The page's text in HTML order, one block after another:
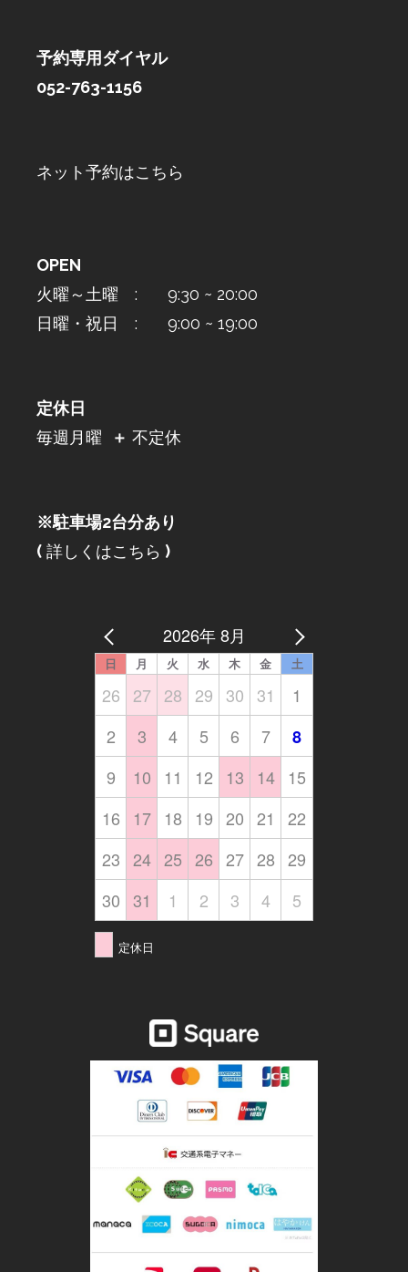
予約専用ダイヤル
052-763-1156
ネット予約はこちら
OPEN
火曜～土曜 : 9:30 ~ 20:00
日曜・祝日 : 9:00 ~ 19:00
定休日
毎週月曜
＋ 不定休
※駐車場2台分あり
( 詳しくはこちら )
2026年 8月
日 月 火 水 木 金 土
26 27 28 29 30 31
1
2
3 4 5 6 7
8
9
10 11 12 13 14
15
16
17 18 19 20 21
22
23 24 25 26 27 28 29
30 31 1 2 3 4 5
定休日